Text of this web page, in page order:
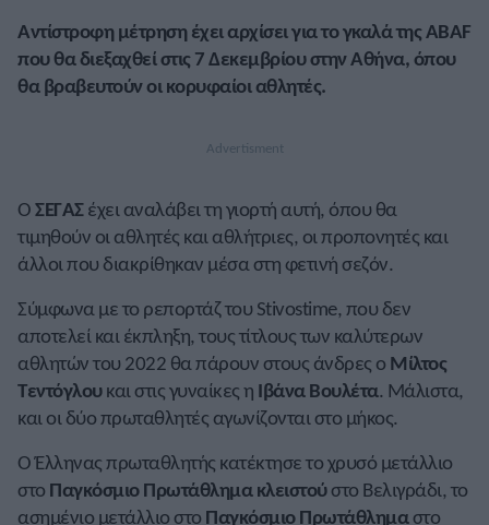
Αντίστροφη μέτρηση έχει αρχίσει για το γκαλά της ABAF
που θα διεξαχθεί στις 7 Δεκεμβρίου στην Αθήνα, όπου
θα βραβευτούν οι κορυφαίοι αθλητές.
ΟΣΕΓΑΣέχει αναλάβει τη γιορτή αυτή, όπου θα
τιμηθούν οι αθλητές και αθλήτριες, οι προπονητές και
άλλοι που διακρίθηκαν μέσα στη φετινή σεζόν.
Σύμφωνα με το ρεπορτάζ του Stivostime, που δεν
αποτελεί και έκπληξη, τους τίτλους των καλύτερων
αθλητών του 2022 θα πάρουν στους άνδρες ο Μίλτος
Τεντόγλουκαι στις γυναίκες η Ιβάνα Βουλέτα. Μάλιστα,
και οι δύο πρωταθλητές αγωνίζονται στο μήκος.
Ο Έλληνας πρωταθλητής κατέκτησε το χρυσό μετάλλιο
στο Παγκόσμιο Πρωτάθλημα κλειστούστο Βελιγράδι, το
ασημένιο μετάλλιο στο Παγκόσμιο Πρωτάθλημαστο